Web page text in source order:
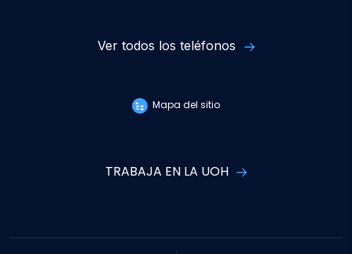
Ver todos los teléfonos
Mapa del sitio
TRABAJA EN LA UOH